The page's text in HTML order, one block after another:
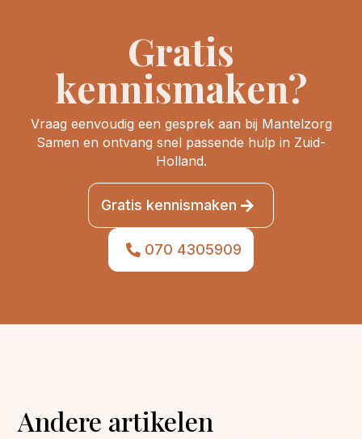
Gratis
kennismaken?
Vraag eenvoudig een gesprek aan bij Mantelzorg
Samen en ontvang snel passende hulp in Zuid-
Holland.
Gratis kennismaken
070 4305909
Andere artikelen